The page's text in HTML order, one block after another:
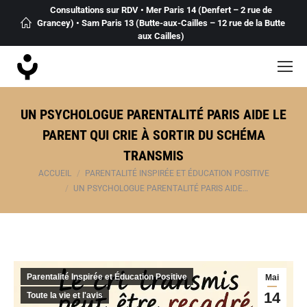
Consultations sur RDV • Mer Paris 14 (Denfert – 2 rue de
Grancey) • Sam Paris 13 (Butte-aux-Cailles – 12 rue de la Butte
aux Cailles)
UN PSYCHOLOGUE PARENTALITÉ PARIS AIDE LE
PARENT QUI CRIE À SORTIR DU SCHÉMA
TRANSMIS
Vous êtes ici :
ACCUEIL
PARENTALITÉ INSPIRÉE ET ÉDUCATION POSITIVE
UN PSYCHOLOGUE PARENTALITÉ PARIS AIDE…
Mai
14
Parentalité Inspirée et Éducation Positive
Toute la vie et l'avis